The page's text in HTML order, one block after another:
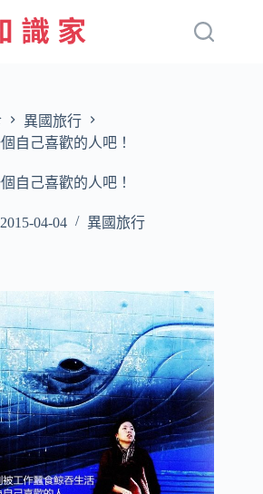
異國旅行
自己喜歡的人吧！
自己喜歡的人吧！
2015-04-04 異國旅行